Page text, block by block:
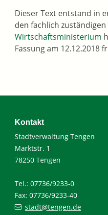
Dieser Text entstand in
den fachlich zuständigen
Wirtschaftsministerium
Fassung am 12.12.2018
Kontakt
Stadtverwaltung Tengen
Marktstr. 1
78250 Tengen
Tel.: 07736/9233-0
Fax: 07736/9233-40
stadt@tengen.de